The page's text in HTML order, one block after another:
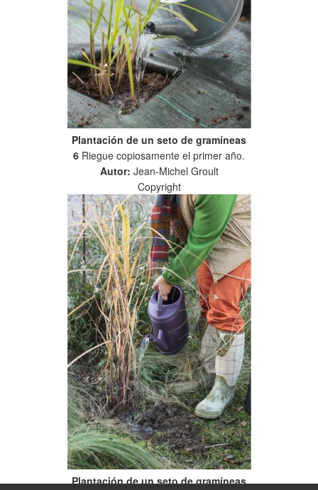
Plantación de un seto de gramíneas
6 Riegue copiosamente el primer año.
Autor: Jean-Michel Groult
Copyright
Plantación de un seto de gramíneas